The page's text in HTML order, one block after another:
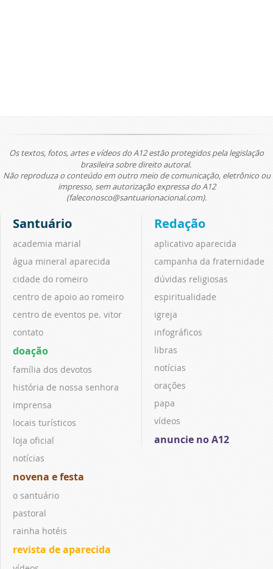
Os textos, fotos, artes e vídeos do A12 estão protegidos pela legislação
brasileira sobre direito autoral.
Não reproduza o conteúdo em outro meio de comunicação, eletrônico ou
impresso, sem autorização expressa do A12
(faleconosco@santuarionacional.com).
Santuário
academia marial
água mineral aparecida
cidade do romeiro
centro de apoio ao romeiro
centro de eventos pe. vitor
contato
doação
família dos devotos
história de nossa senhora
imprensa
locais turísticos
loja oficial
notícias
novena e festa
o santuário
pastoral
rainha hotéis
revista de aparecida
Redação
aplicativo aparecida
campanha da fraternidade
dúvidas religiosas
espiritualidade
igreja
infográficos
libras
notícias
orações
papa
vídeos
anuncie no A12